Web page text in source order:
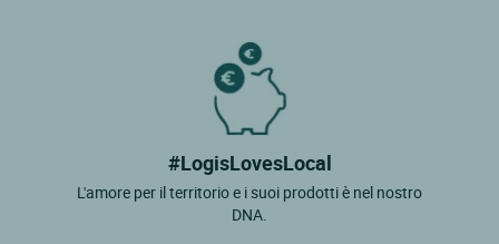
#LogisLovesLocal
L'amore per il territorio e i suoi prodotti è nel nostro
DNA.